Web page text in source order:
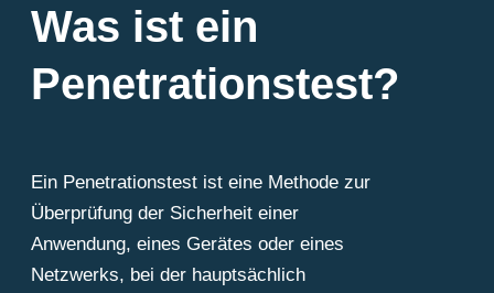
Was ist ein
Penetrationstest?
Ein Penetrationstest ist eine Methode zur
Überprüfung der Sicherheit einer
Anwendung, eines Gerätes oder eines
Netzwerks, bei der hauptsächlich